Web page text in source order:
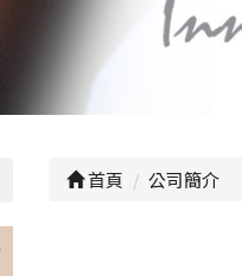
首頁 公司簡介